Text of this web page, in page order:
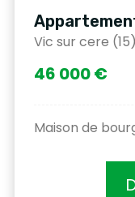
Vic sur cere (15)
46 000 €
Maison de